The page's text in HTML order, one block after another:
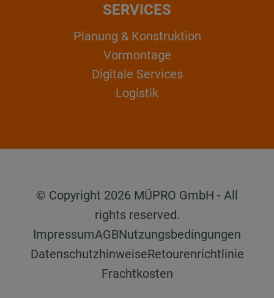
SERVICES
Planung & Konstruktion
Vormontage
Digitale Services
Logistik
© Copyright 2026 MÜPRO GmbH - All
rights reserved.
ImpressumAGBNutzungsbedingungen
DatenschutzhinweiseRetourenrichtlinie
Frachtkosten